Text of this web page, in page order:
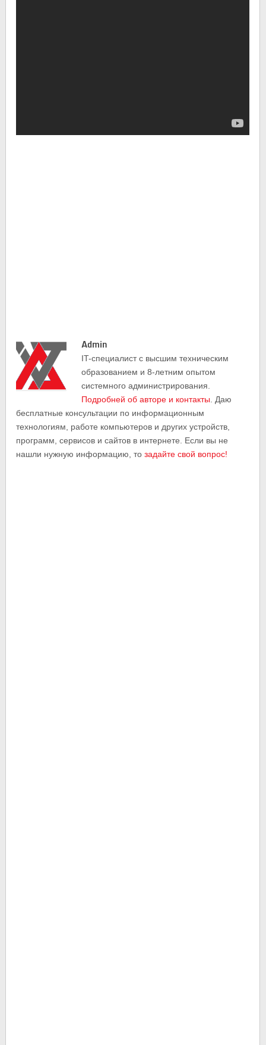
Admin
IT-cпециалист с высшим техническим
образованием и 8-летним опытом
системного администрирования.
Подробней об авторе и контакты . Даю
бесплатные консультации по информационным
технологиям, работе компьютеров и других устройств,
программ, сервисов и сайтов в интернете. Если вы не
нашли нужную информацию, тозадайте свой вопрос!